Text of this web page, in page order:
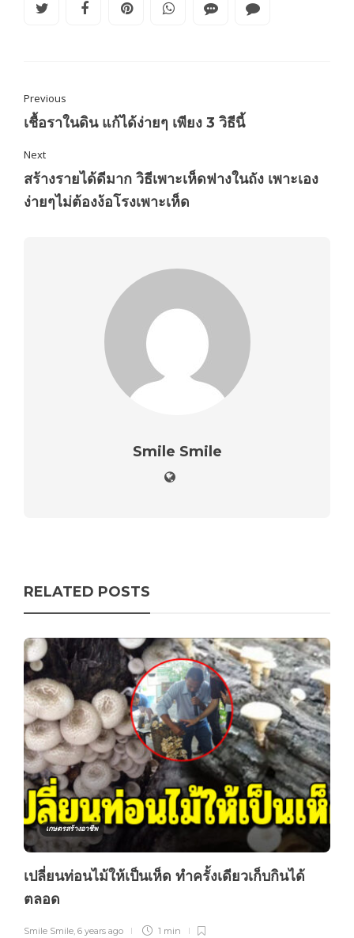
Previous
เชื้อราในดิน แก้ได้ง่ายๆ เพียง 3 วิธีนี้
Next
สร้างรายได้ดีมาก วิธีเพาะเห็ดฟางในถัง เพาะเอง
ง่ายๆไม่ต้องง้อโรงเพาะเห็ด
Smile Smile
RELATED POSTS
เกษตรสร้างอาชีพ
เปลี่ยนท่อนไม้ให้เป็นเห็ด ทำครั้งเดียวเก็บกินได้
ตลอด
Smile Smile, 6 years ago 1 min